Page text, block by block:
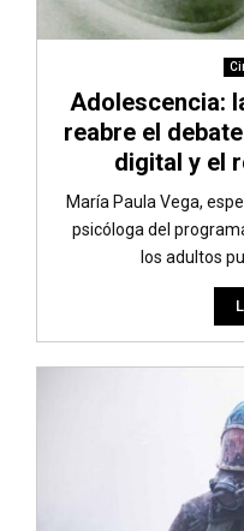
Adolescencia:
reabre el
digital y el
María Paula Vega,
psicóloga del
los adultos